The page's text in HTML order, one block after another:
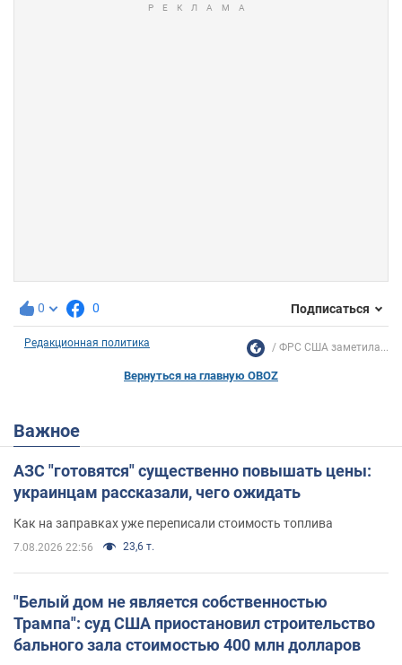
0 0 Подписаться
Редакционная политика ФРС США заметила...
Вернуться на главную OBOZ
Важное
АЗС "готовятся" существенно повышать цены:
украинцам рассказали, чего ожидать
Как на заправках уже переписали стоимость топлива
7.08.2026 22:56 23,6 т.
"Белый дом не является собственностью
Трампа": суд США приостановил строительство
бального зала стоимостью 400 млн долларов